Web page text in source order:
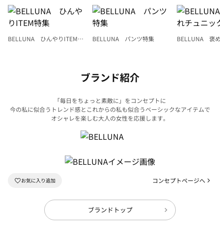
BELLUNA ひんやりITEM特
BELLUNA パンツ特集
BELLUNA 褒
ブランド紹介
「毎日をちょっと素敵に」をコンセプトに
今の私に似合うトレンド感とこれからの私も似合うベーシックなアイテムで
オシャレを楽しむ大人の女性を応援します。
コンセプトページへ
ブランドトップ